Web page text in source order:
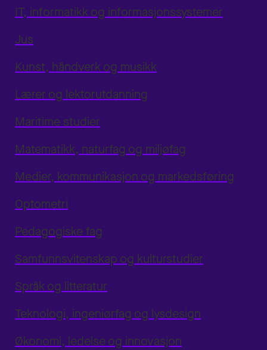
IT, informatikk og informasjonssystemer
Jus
Kunst, håndverk og musikk
Lærer og lektorutdanning
Maritime studier
Matematikk, naturfag og miljøfag
Medier, kommunikasjon og markedsføring
Optometri
Pedagogiske fag
Samfunnsvitenskap og kulturstudier
Språk og litteratur
Teknologi, ingeniørfag og lysdesign
Økonomi, ledelse og innovasjon